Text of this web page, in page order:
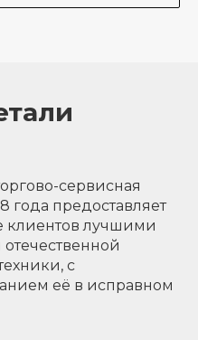
сервисная
года предоставляет
клиентов лучшими
с
её в исправном